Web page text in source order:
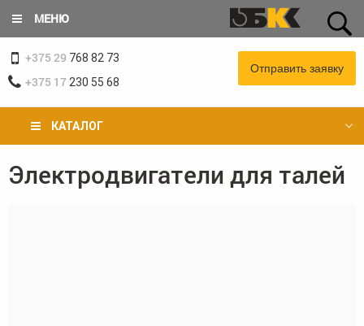
основному
содержанию
МЕНЮ
+375 29 768 82 73
+375 17 230 55 68
Отправить заявку
КАТАЛОГ
Вы
Электродвигатели для талей